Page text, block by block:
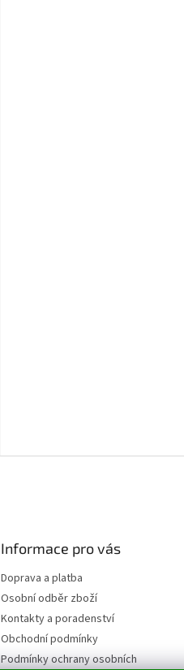
Informace pro vás
Doprava a platba
Osobní odběr zboží
Kontakty a poradenství
Obchodní podmínky
Podmínky ochrany osobních